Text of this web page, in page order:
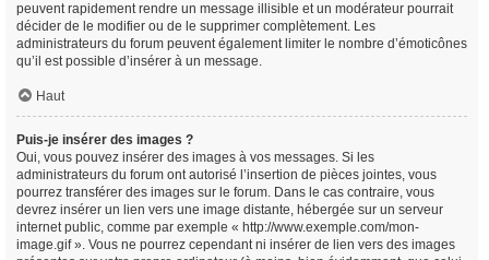
peuvent rapidement rendre un message illisible et un modérateur pourrait
décider de le modifier ou de le supprimer complètement. Les
administrateurs du forum peuvent également limiter le nombre d’émoticônes
qu’il est possible d’insérer à un message.
Haut
Puis-je insérer des images ?
Oui, vous pouvez insérer des images à vos messages. Si les
administrateurs du forum ont autorisé l’insertion de pièces jointes, vous
pourrez transférer des images sur le forum. Dans le cas contraire, vous
devrez insérer un lien vers une image distante, hébergée sur un serveur
internet public, comme par exemple « http://www.exemple.com/mon-
image.gif ». Vous ne pourrez cependant ni insérer de lien vers des images